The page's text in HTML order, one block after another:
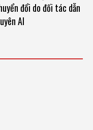
đổi do đối tác dẫn
AI